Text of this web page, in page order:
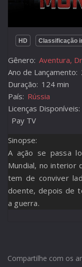
HD Classificação
Gênero: Aventura,
Ano de Lançamento:
Duração: 124 min
País: Rússia
Licenças Disponíveis:
Pay TV
Sinopse:
A ação se passa
Mundial, no interior
tem de conviver
doente, depois de
a guerra.
Compartilhe com os